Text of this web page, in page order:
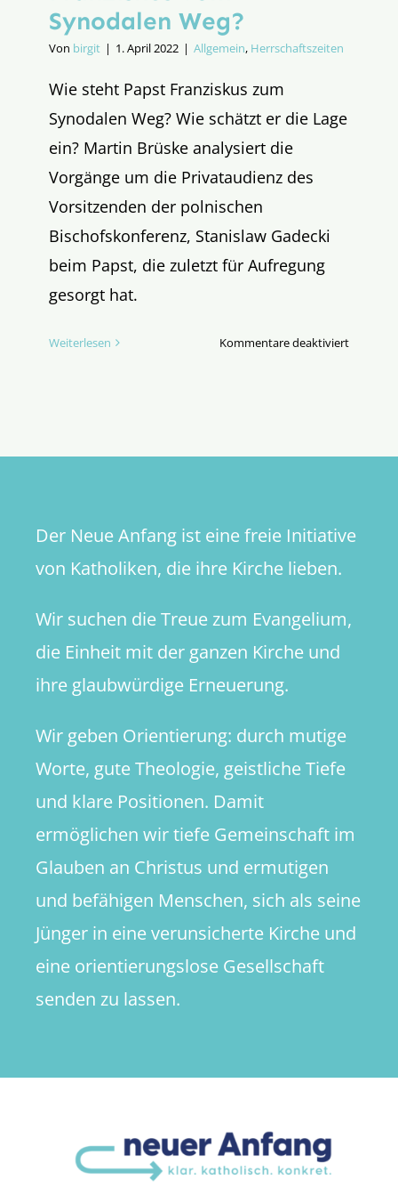
Synodalen Weg?
Von birgit | 1. April 2022 | Allgemein, Herrschaftszeiten
Wie steht Papst Franziskus zum
Synodalen Weg? Wie schätzt er die Lage
ein? Martin Brüske analysiert die
Vorgänge um die Privataudienz des
Vorsitzenden der polnischen
Bischofskonferenz, Stanislaw Gadecki
beim Papst, die zuletzt für Aufregung
gesorgt hat.
Weiterlesen Kommentare deaktiviertfür
sich
Der Neue Anfang ist eine freie Initiative
von Katholiken, die ihre Kirche lieben.
Wir suchen die Treue zum Evangelium,
die Einheit mit der ganzen Kirche und
ihre glaubwürdige Erneuerung.
Wir geben Orientierung: durch mutige
Worte, gute Theologie, geistliche Tiefe
und klare Positionen. Damit
ermöglichen wir tiefe Gemeinschaft im
Glauben an Christus und ermutigen
und befähigen Menschen, sich als seine
Jünger in eine verunsicherte Kirche und
eine orientierungslose Gesellschaft
senden zu lassen.